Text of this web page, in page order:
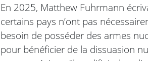
En 2025, Matthew Fuhrmann
certains pays n’ont pas
besoin de posséder des armes
pour bénéficier de la dissuasion